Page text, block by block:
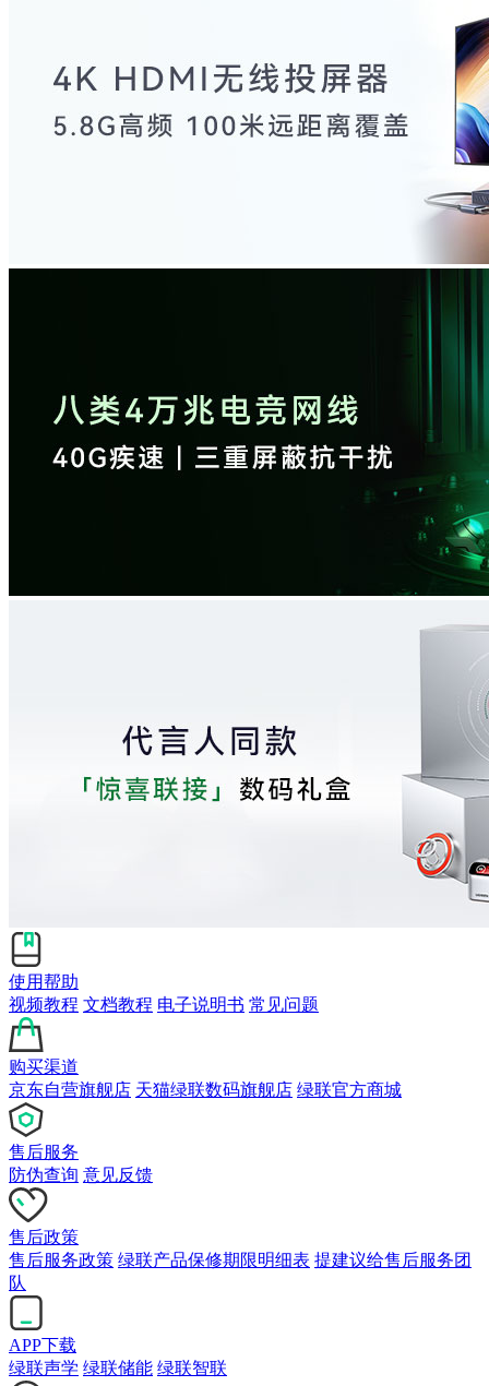
使用帮助
视频教程 文档教程 电子说明书 常见问题
购买渠道
京东自营旗舰店 天猫绿联数码旗舰店 绿联官方商城
售后服务
防伪查询 意见反馈
售后政策
售后服务政策 绿联产品保修期限明细表 提建议给售后服务团
队
APP下载
绿联声学 绿联储能 绿联智联